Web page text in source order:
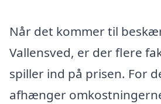
Når det kommer til
Vallensved, er der flere
spiller ind på prisen. For
afhænger